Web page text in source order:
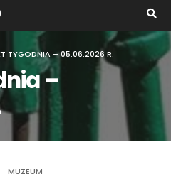
TYGODNIA – 05.06.2026 R.
–
MUZEUM